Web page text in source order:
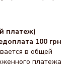
платеж)
100 грн
в общей
платежа